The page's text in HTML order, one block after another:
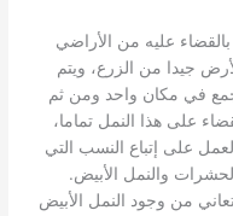
عليه من الأراضي
جيدا من الزرع، ويتم
في مكان واحد ومن ثم
على هذا النمل تماما،
على إتباع النسب التي
والنمل الأبيض.
من وجود النمل الأبيض